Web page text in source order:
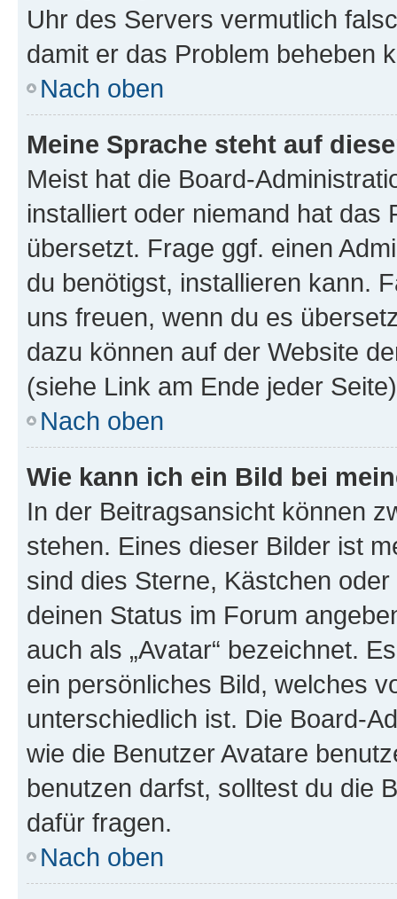
Uhr des Servers vermutlich
damit er das Problem beheben
Nach oben
Meine Sprache steht auf
Meist hat die Board-
installiert oder niemand hat das
übersetzt. Frage ggf. einen
du benötigst, installieren kann.
uns freuen, wenn du es
dazu können auf der Website
(siehe Link am Ende jeder
Nach oben
Wie kann ich ein Bild bei
In der Beitragsansicht können
stehen. Eines dieser Bilder ist
sind dies Sterne, Kästchen
deinen Status im Forum
auch als „Avatar“ bezeichnet.
ein persönliches Bild, welches
unterschiedlich ist. Die Board-
wie die Benutzer Avatare
benutzen darfst, solltest du die
dafür fragen.
Nach oben